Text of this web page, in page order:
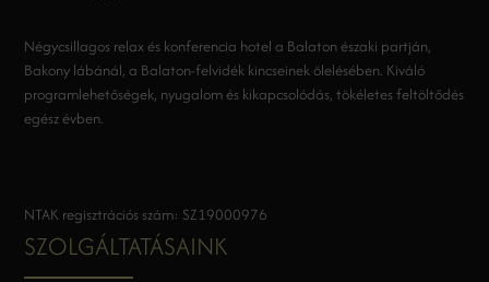
Négycsillagos relax és konferencia hotel a Balaton északi partján,
Bakony lábánál, a Balaton-felvidék kincseinek ölelésében. Kiváló
programlehetőségek, nyugalom és kikapcsolódás, tökéletes feltöltődés
egész évben.
NTAK regisztrációs szám: SZ19000976
SZOLGÁLTATÁSAINK